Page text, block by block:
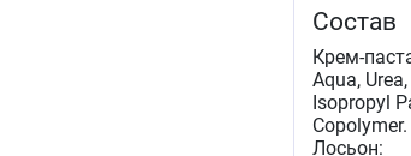
Состав
Крем-
Aqua,
Isopropyl
Лосьон: